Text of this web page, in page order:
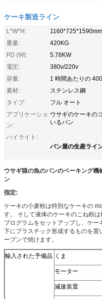
ケーキ製造ライン
L*W*H:
1160*725*1590mm
重量:
420KG
PD (W):
5.78KW
電圧:
380v/220v
容量:
1 時間あたりの
素材:
ステンレス鋼
タイプ:
フル オート
アプリケーショ
ン:
ウサギのケーキの
いるパン
ハイライト:
パン屋の生産ライ
ウサギ猿の魚のパンのベーキング
ン
指定:
ケーキの小麦粉は特別なケーキの
す。 そして液体のケーキのこね粉
プログラムをセットアップし、ケ
下にプラスチック形成するものを置
ーブンで焼けます。
輸入された予備品 くま
モーター
減速装置